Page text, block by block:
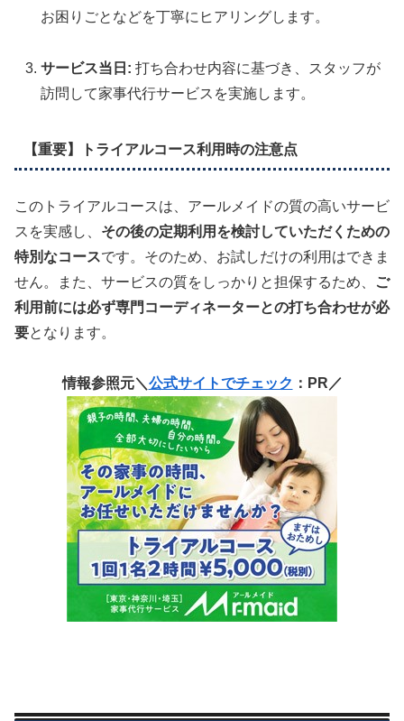
お困りごとなどを丁寧にヒアリングします。
サービス当日: 打ち合わせ内容に基づき、スタッフが
訪問して家事代行サービスを実施します。
【重要】トライアルコース利用時の注意点
このトライアルコースは、アールメイドの質の高いサービ
スを実感し、 その後の定期利用を検討していただくための
特別なコースです。そのため、お試しだけの利用はできま
せん。また、サービスの質をしっかりと担保するため、
ご
利用前には必ず専門コーディネーターとの打ち合わせが必
要となります。
情報参照元＼ 公式サイトでチェック ：PR／